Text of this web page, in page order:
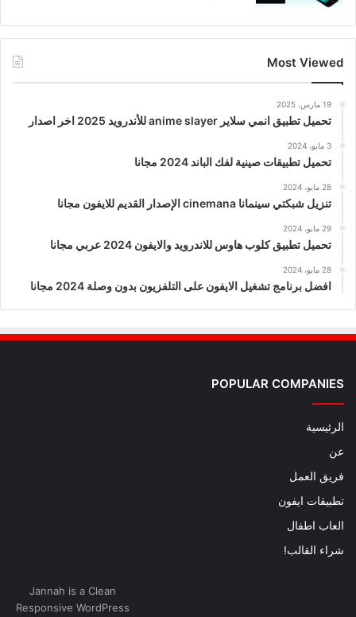
Most Viewed
19 مارس، 2025
تحميل تطبيق انمي سلاير anime slayer للأندرويد 2025 اخر اصدار
3 مايو، 2024
تحميل تطبيقات صينية لفك الباند 2024 مجانا
28 مايو، 2024
تنزيل شبكتي سينمانا cinemana الإصدار القديم للايفون مجانا
29 مايو، 2024
تحميل تطبيق كلوب هاوس للاندرويد والايفون 2024 عربي مجانا
28 مايو، 2024
افضل برنامج تشغيل الايفون على التلفزيون بدون وصلة 2024 مجانا
POPULAR COMPANIES
الرئيسية
عن
فريق العمل
تطبيقات ايفون
العاب اطفال
شراء القالب!
Jannah is a Clean
Responsive WordPress